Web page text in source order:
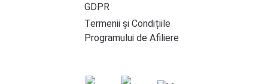
GDPR
Termenii și Condițiile
Programului de Afiliere